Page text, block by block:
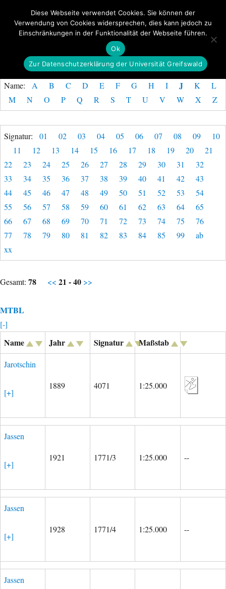
GeoGREIF MENÜ
Name: A B C D E F G H I J K
L
M
N O P Q R S T U V W X Z
Signatur: 01 02 03 04 05 06 07 08 09
10
11
12 13 14 15 16 17 18 19 20
21
22
23 24 25 26 27 28 29 30 31
32
33
34 35 36 37 38 39 40 41 42
43
44
45 46 47 48 49 50 51 52 53
54
55
56 57 58 59 60 61 62 63 64
65
66
67 68 69 70 71 72 73 74 75
76
77
78 79 80 81 82 83 84 85 99
ab
xx
Gesamt: 78 << 21 - 40 >>
MTBL
[-]
Name Jahr Signatur Maßstab
Jarotschin
[+]
1889 4071 1:25.000
Jassen
[+]
1921 1771/3 1:25.000 --
Jassen
[+]
1928 1771/4 1:25.000 --
Jassen
Diese Webseite verwendet Cookies. Sie können der
Verwendung von Cookies widersprechen, dies kann jedoch zu
Einschränkungen in der Funktionalität der Webseite führen.
Ok
Zur Datenschutzerklärung der Universität Greifswald